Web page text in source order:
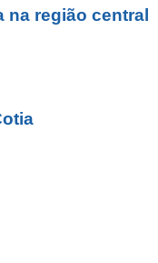
região central